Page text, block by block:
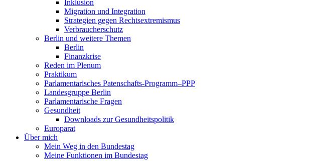
Inklusion
Migration und Integration
Strategien gegen Rechtsextremismus
Verbraucherschutz
Berlin und weitere Themen
Berlin
Finanzkrise
Reden im Plenum
Praktikum
Parlamentarisches Patenschafts-Programm–PPP
Landesgruppe Berlin
Parlamentarische Fragen
Gesundheit
Downloads zur Gesundheitspolitik
Europarat
Über mich
Mein Weg in den Bundestag
Meine Funktionen im Bundestag